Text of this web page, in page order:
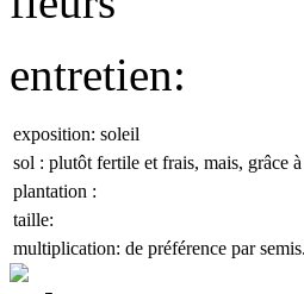
entretien:
exposition: soleil
sol : plutôt fertile et frais, mais, grâce
plantation :
taille:
multiplication: de préférence par